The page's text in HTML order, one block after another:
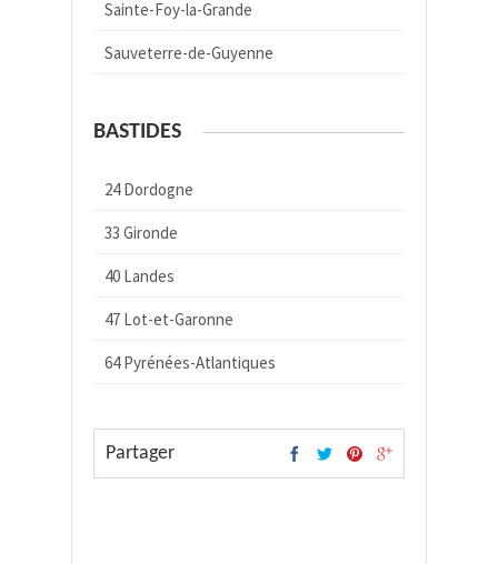
Sainte-Foy-la-Grande
Sauveterre-de-Guyenne
BASTIDES
24 Dordogne
33 Gironde
40 Landes
47 Lot-et-Garonne
64 Pyrénées-Atlantiques
Partager